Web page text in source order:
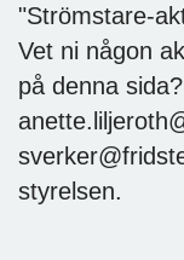
"Strömstare-
Vet ni någon
på denna
styrelsen.